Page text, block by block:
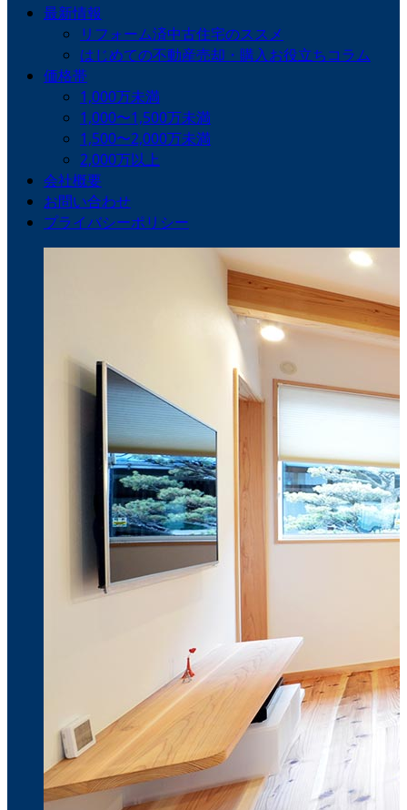
最新情報
リフォーム済中古住宅のススメ
はじめての不動産売却・購入お役立ちコラム
価格帯
1,000万未満
1,000〜1,500万未満
1,500〜2,000万未満
2,000万以上
会社概要
お問い合わせ
プライバシーポリシー